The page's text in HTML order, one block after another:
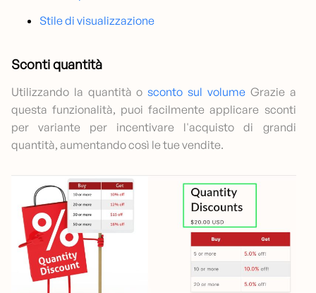
Stile di visualizzazione
Sconti quantità
Utilizzando la quantità osconto sul volumeGrazie a
questa funzionalità, puoi facilmente applicare sconti
per variante per incentivare l'acquisto di grandi
quantità, aumentando così le tue vendite.